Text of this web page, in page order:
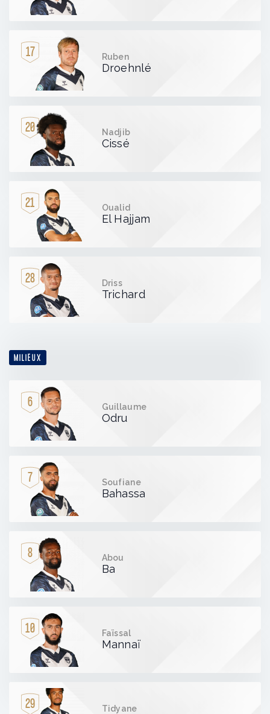
17 Ruben
Droehnlé
20 Nadjib
Cissé
21 Oualid
El Hajjam
28 Driss
Trichard
MILIEUX
6 Guillaume
Odru
7 Soufiane
Bahassa
8 Abou
Ba
10 Faïssal
Mannaï
29 Tidyane